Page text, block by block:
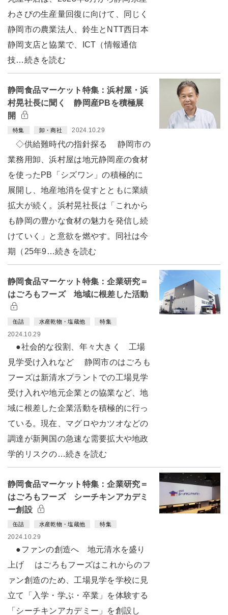
わさびの生産量回復に向けて、同じく
静岡市の農業法人、鈴生とNTT西日本
静岡支店と協業で、ICT（情報通信
技…続きを読む
静岡食品マーケット特集：浜村屋・浜
村晃社長に聞く 静岡産PBを積極展
開
特集 卸・商社 2024.10.29
◇供給難時代の指針探る 静岡市の
業務用卸、浜村屋は地元静岡産の食材
を使ったPB「シズワン」の積極的に
展開し、地産地消を促すとともに業績
拡大が続く。浜村晃社長は「これから
も静岡の豊かな食材の魅力を発信し続
けていく」と意欲を燃やす。同社は今
期（25年9…続きを読む
静岡食品マーケット特集：企業研究＝
はごろもフーズ 地域に根差した活動
缶詰 水産乾物・塩蔵他 特集
2024.10.29
●社会的な役割、年々大きく 工場
見学受け入れなど 静岡市のはごろも
フーズは新清水プラントでの工場見学
受け入れや地元企業との協業など、地
域に根差した企業活動を積極的に行っ
ている。現在、マグロやカツオなどの
調達が新興国の急速な需要拡大や地政
学的リスクの…続きを読む
静岡食品マーケット特集：企業研究＝
はごろもフーズ シーチキンアカデミ
ー創設
缶詰 水産乾物・塩蔵他 特集
2024.10.29
●ファンの創造へ 地元清水を盛り
上げ はごろもフーズはこれからのフ
ァン創造のため、工場見学を学校に見
立て「入学・学ぶ・卒業」を体験する
「シーチキンアカデミー」を創設し